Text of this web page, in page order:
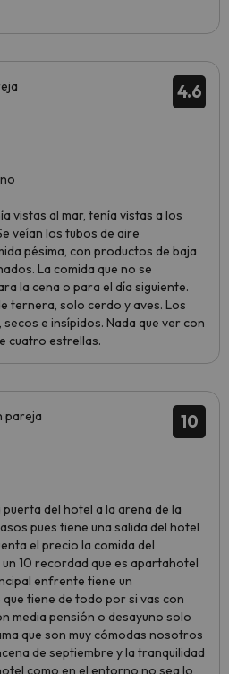
4.6
vistas al mar, tenía vistas a los
veían los tubos de aire
pésima, con productos de baja
La comida que no se
la cena o para el día siguiente.
ternera, solo cerdo y aves. Los
e insípidos. Nada que ver con
cuatro estrellas.
10
pareja
del hotel a la arena de la
pues tiene una salida del hotel
el precio la comida del
10 recordad que es apartahotel
enfrente tiene un
tiene de todo por si vas con
media pensión o desayuno solo
que son muy cómodas nosotros
de septiembre y la tranquilidad
como en el entorno no sea lo